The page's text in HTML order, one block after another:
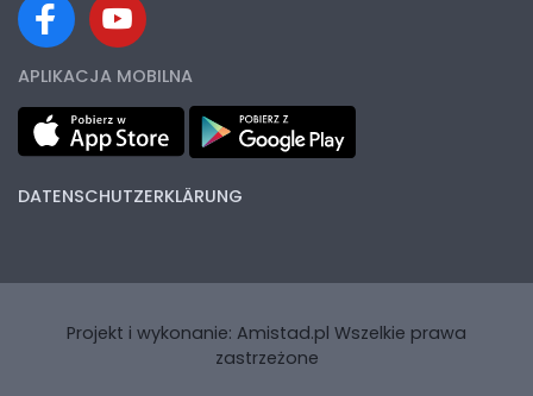
APLIKACJA MOBILNA
DATENSCHUTZERKLÄRUNG
Projekt i wykonanie: Amistad.pl Wszelkie prawa
zastrzeżone